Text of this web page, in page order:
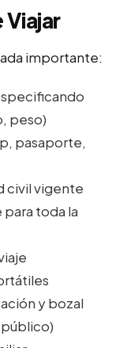
Viajar
importante:
peso)
pasaporte,
civil vigente
toda la
y bozal